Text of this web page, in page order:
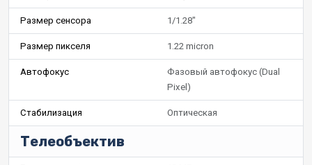
Размер сенсора 1/1.28"
Размер пикселя 1.22 micron
Автофокус
Фазовый автофокус (Dual
Pixel)
Стабилизация Оптическая
Телеобъектив